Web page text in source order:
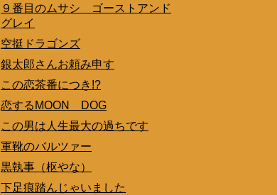
９番目のムサシ ゴーストアンド
グレイ
空挺ドラゴンズ
銀太郎さんお頼み申す
この恋茶番につき!?
恋するMOON DOG
この男は人生最大の過ちです
軍靴のバルツァー
黒執事（枢やな）
下足痕踏んじゃいました